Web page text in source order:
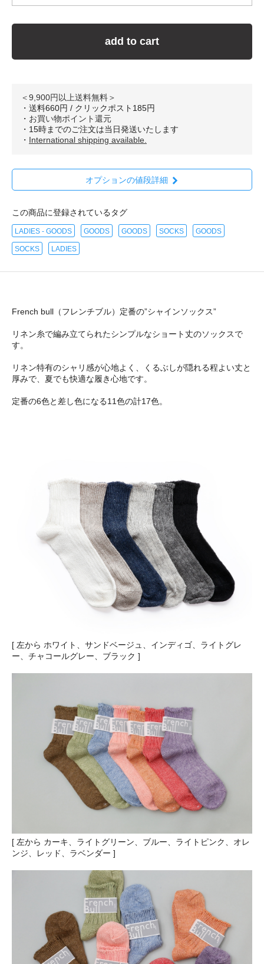
add to cart
＜9,900円以上送料無料＞
・送料660円 / クリックポスト185円
・ お買い物ポイント還元
・15時までのご注文は当日発送いたします
・ International shipping available.
オプションの値段詳細
この商品に登録されているタグ
LADIES - GOODS GOODS GOODS SOCKS GOODS
SOCKS LADIES
French bull（フレンチブル）定番の”シャインソックス”
リネン糸で編み立てられたシンプルなショート丈のソックスで
す。
リネン特有のシャリ感が心地よく、くるぶしが隠れる程よい丈と
厚みで、夏でも快適な履き心地です。
定番の6色と差し色になる11色の計17色。
[ 左から ホワイト、サンドベージュ、インディゴ、ライトグレ
ー、チャコールグレー、ブラック ]
[ 左から カーキ、ライトグリーン、ブルー、ライトピンク、オレ
ンジ、レッド、ラベンダー ]